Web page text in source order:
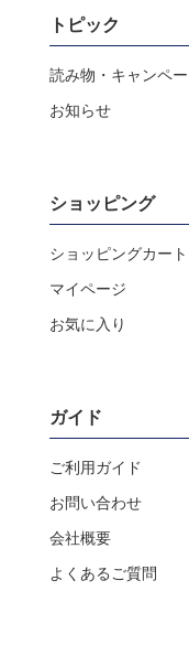
トピック
読み物・キャンペ
お知らせ
ショッピング
ショッピングカート
マイページ
お気に入り
ガイド
ご利用ガイド
お問い合わせ
会社概要
よくあるご質問